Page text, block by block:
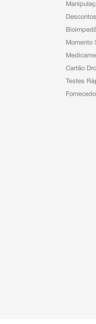
Momento
Cartão
Testes